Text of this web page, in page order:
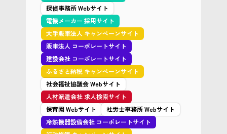
探偵事務所 Webサイト
電機メーカー 採用サイト
大手販車法人 キャンペーンサイト
販車法人 コーポレートサイト
建設会社 コーポレートサイト
ふるさと納税 キャンペーンサイト
社会福祉協議会 Webサイト
人材派遣会社 求人検索サイト
保育園 Webサイト
社労士事務所 Webサイト
冷熱機器設備会社 コーポレートサイト